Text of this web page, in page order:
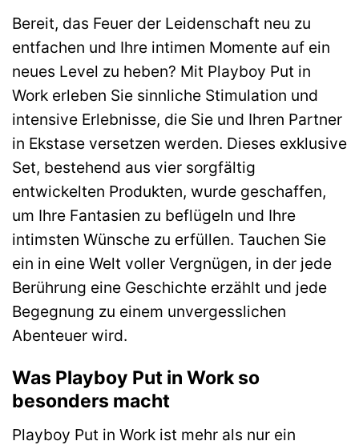
Bereit, das Feuer der Leidenschaft neu zu
entfachen und Ihre intimen Momente auf ein
neues Level zu heben? Mit Playboy Put in
Work erleben Sie sinnliche Stimulation und
intensive Erlebnisse, die Sie und Ihren Partner
in Ekstase versetzen werden. Dieses exklusive
Set, bestehend aus vier sorgfältig
entwickelten Produkten, wurde geschaffen,
um Ihre Fantasien zu beflügeln und Ihre
intimsten Wünsche zu erfüllen. Tauchen Sie
ein in eine Welt voller Vergnügen, in der jede
Berührung eine Geschichte erzählt und jede
Begegnung zu einem unvergesslichen
Abenteuer wird.
Was Playboy Put in Work so
besonders macht
Playboy Put in Work ist mehr als nur ein